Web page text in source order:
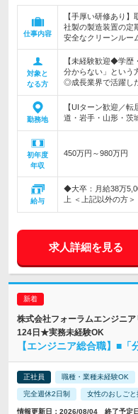
仕事内容
【手厚い研修あり
社製の製造装置の定
安全なクリーンルー
対象と
なる方
【未経験歓迎◆学歴
分からない」という
◎成長業界で活躍し
勤務地
【UIターン歓迎／
道・岩手・山形・茨
初年度
年収
450万円～980万円
給与
◆大卒：月給38万
上 ＜上記以外の方
求人詳細を見る
株式会社フォーラムエンジニ
124日★実務未経験OK
【エンジニア総合職】■
正社員 職種・業種未経験OK
完全週休2日制 女性のおしごと
情報更新日：2026/08/04 終了予定